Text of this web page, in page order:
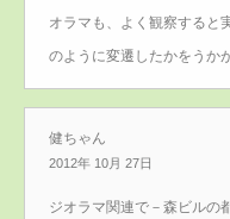
オラマも、よく観察すると
のように変遷したかをうか
健ちゃん
2012年 10月 27日
ジオラマ関連で－森ビルの